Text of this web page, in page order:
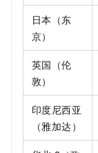
日本（东
京）
英国（伦
敦）
印度尼西亚
（雅加达）